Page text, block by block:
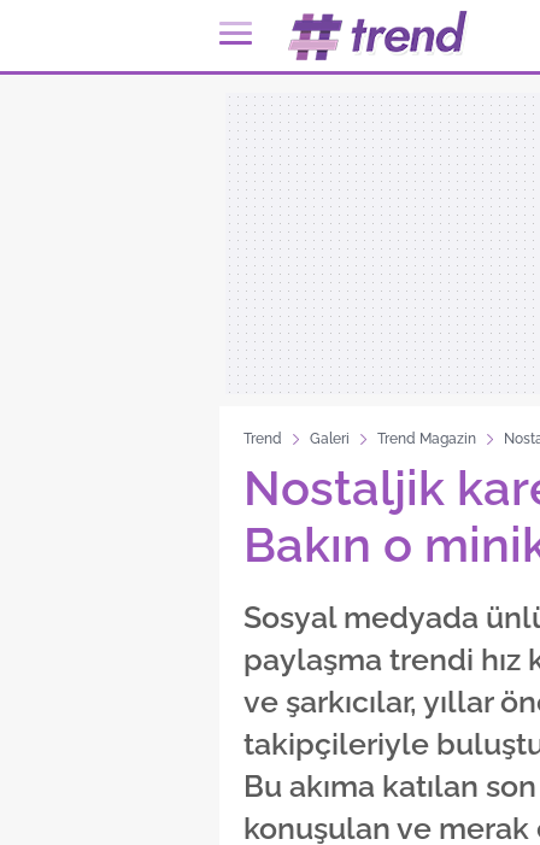
Trend Galeri Trend Magazin
Nostaljik
Bakın o
Sosyal medyada
paylaşma trendi hız
ve şarkıcılar, yıllar
takipçileriyle
Bu akıma katılan
konuşulan ve